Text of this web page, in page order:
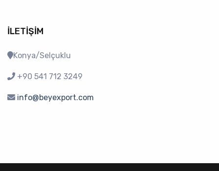
İLETIŞIM
Konya/Selçuklu
+90 541 712 3249
info@beyexport.com